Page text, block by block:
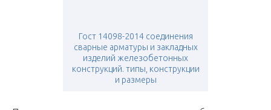
Гост 14098-2014 соединения
сварные арматуры и закладных
изделий железобетонных
конструкций. типы, конструкции
и размеры